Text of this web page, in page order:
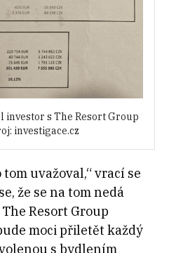
investor s The Resort Group
investigace.cz
uvažoval,“ vrací se
že se na tom nedá
Resort Group
moci přiletět každý
s bydlením